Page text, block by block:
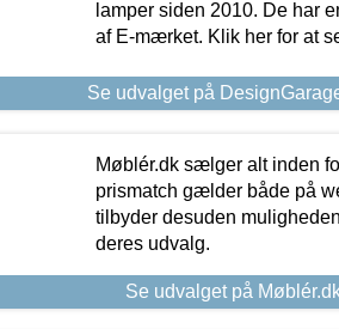
lamper siden 2010. De har
af E-mærket. Klik her for at
Se udvalget på
Møblér.dk sælger alt inden
prismatch gælder både på
tilbyder desuden
deres udvalg.
Se udvalget på